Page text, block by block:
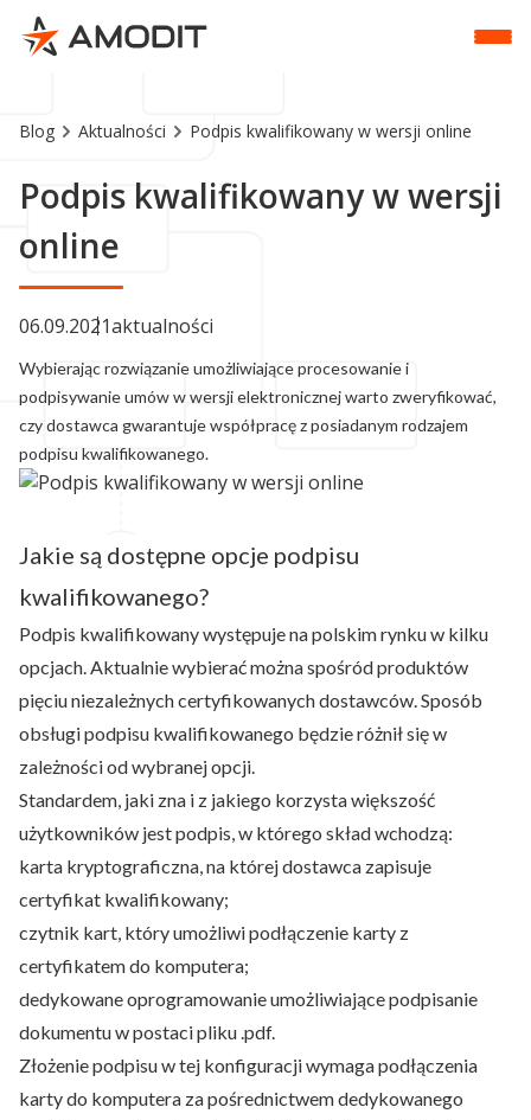
Blog Aktualności Podpis kwalifikowany w wersji online
Podpis kwalifikowany w wersji
online
06.09.2021aktualności
Wybierając rozwiązanie umożliwiające procesowanie i
podpisywanie umów w wersji elektronicznej warto zweryfikować,
czy dostawca gwarantuje współpracę z posiadanym rodzajem
podpisu kwalifikowanego.
Jakie są dostępne opcje podpisu
kwalifikowanego?
Podpis kwalifikowany występuje na polskim rynku w kilku
opcjach. Aktualnie wybierać można spośród produktów
pięciu niezależnych certyfikowanych dostawców. Sposób
obsługi podpisu kwalifikowanego będzie różnił się w
zależności od wybranej opcji.
Standardem, jaki zna i z jakiego korzysta większość
użytkowników jest podpis, w którego skład wchodzą:
karta kryptograficzna, na której dostawca zapisuje
certyfikat kwalifikowany;
czytnik kart, który umożliwi podłączenie karty z
certyfikatem do komputera;
dedykowane oprogramowanie umożliwiające podpisanie
dokumentu w postaci pliku .pdf.
Złożenie podpisu w tej konfiguracji wymaga podłączenia
karty do komputera za pośrednictwem dedykowanego